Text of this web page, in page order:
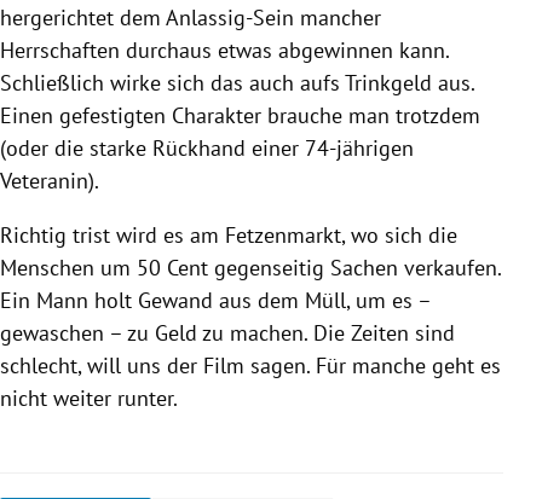
hergerichtet dem Anlassig-Sein mancher
Herrschaften durchaus etwas abgewinnen kann.
Schließlich wirke sich das auch aufs Trinkgeld aus.
Einen gefestigten Charakter brauche man trotzdem
(oder die starke Rückhand einer 74-jährigen
Veteranin).
Richtig trist wird es am Fetzenmarkt, wo sich die
Menschen um 50 Cent gegenseitig Sachen verkaufen.
Ein Mann holt Gewand aus dem Müll, um es –
gewaschen – zu Geld zu machen. Die Zeiten sind
schlecht, will uns der Film sagen. Für manche geht es
nicht weiter runter.